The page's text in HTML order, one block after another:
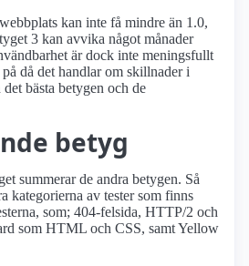
kan inte få mindre än 1.0,
3 kan avvika något månader
är dock inte meningsfullt
då det handlar om skillnader i
bästa betygen och de
betyg
summerar de andra betygen. Så
kategorierna av tester som finns
som; 404-felsida, HTTP/2 och
som HTML och CSS, samt Yellow